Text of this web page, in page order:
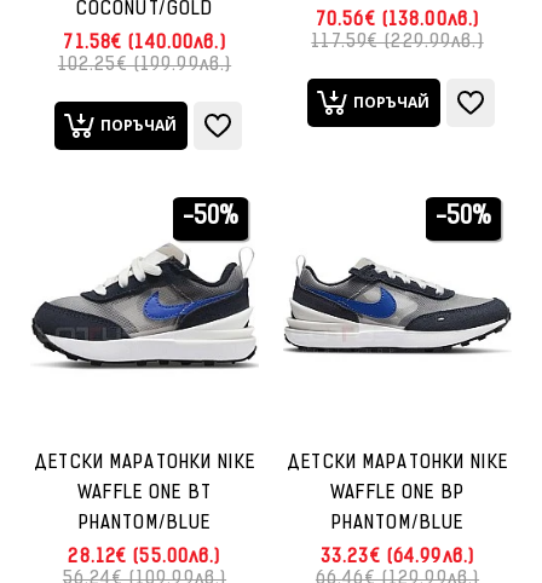
COCONUT/GOLD
71.58€ (140.00лв.)
102.25€ (199.99лв.)
ПОРЪЧАЙ
70.56€ (138.00лв.)
117.59€ (229.99лв.)
ПОРЪЧАЙ
-50%
ДЕТСКИ МАРАТОНКИ NIKE
WAFFLE ONE BT
PHANTOM/BLUE
28.12€ (55.00лв.)
-50%
ДЕТСКИ МАРАТОНКИ NIKE
WAFFLE ONE BP
PHANTOM/BLUE
33.23€ (64.99лв.)